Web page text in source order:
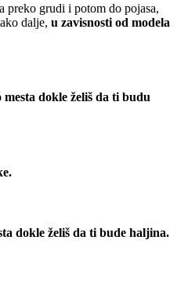
preko grudi i potom do pojasa,
dalje, u zavisnosti od modela
dokle želiš da ti budu
dokle želiš da ti bude haljina.